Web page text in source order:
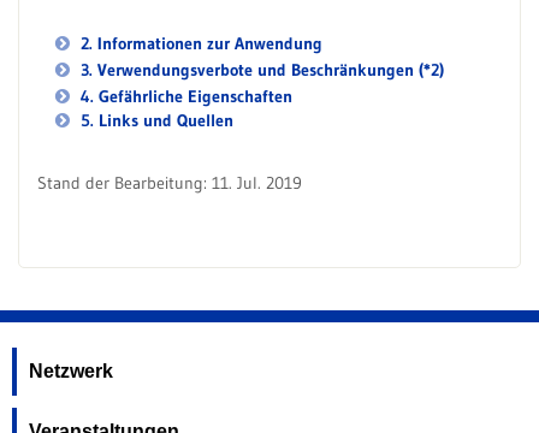
2. Informationen zur Anwendung
3. Verwendungsverbote und Beschränkungen (*2)
4. Gefährliche Eigenschaften
5. Links und Quellen
Stand der Bearbeitung: 11. Jul. 2019
Netzwerk